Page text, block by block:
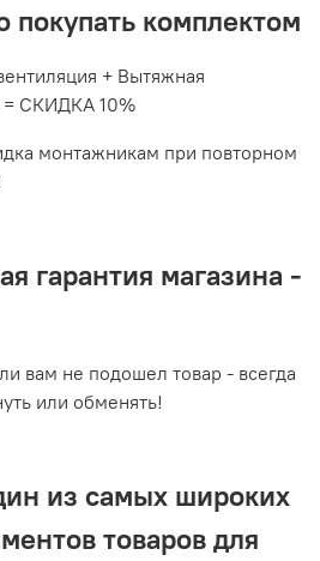
покупать комплектом
+ Вытяжная
= СКИДКА 10%
монтажникам при повторном
гарантия магазина -
вам не подошел товар - всегда
или обменять!
из самых широких
товаров для